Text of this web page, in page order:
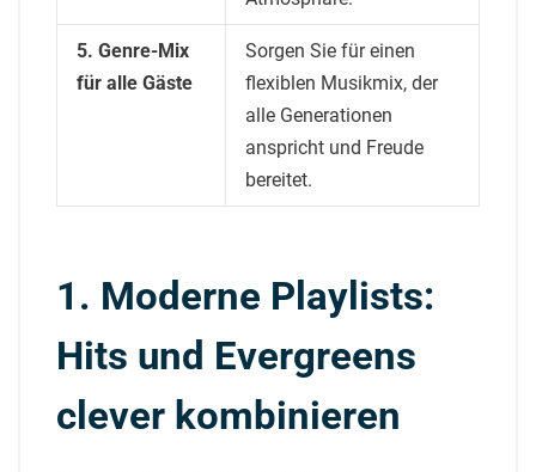
5. Genre-Mix
für alle Gäste
Sorgen Sie für einen
flexiblen Musikmix, der
alle Generationen
anspricht und Freude
bereitet.
1. Moderne Playlists:
Hits und Evergreens
clever kombinieren